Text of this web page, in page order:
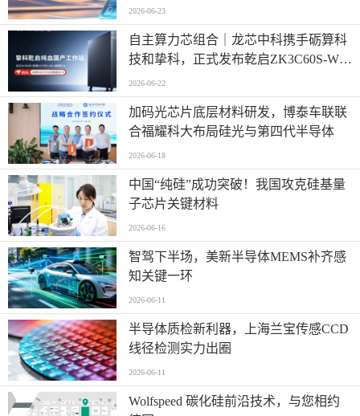
2026-06-23
自主算力芯组合｜龙芯中科携手砺算科
技和挚科，正式发布乾启ZK3C60S-W全
自研国产专业工作站
2026-06-22
加码光芯片底层材料研发，博泰车联联
合福耀科大布局硅光与第四代半导体
2026-06-18
中国“纯硅”成功突破！我国攻克硅基量
子芯片关键材料
2026-06-16
智驾下半场，美新半导体MEMS补齐感
知关键一环
2026-06-11
半导体质检新利器，上海兰宝传感CCD
线径检测实力出圈
2026-06-11
Wolfspeed 碳化硅前沿技术，与您相约